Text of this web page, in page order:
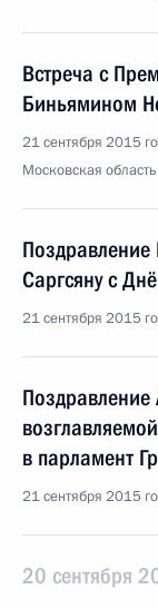
Встреча с
Биньямином
21 сентября 2015
Московская
Саргсяну с
21 сентября 2015
Поздравление
в парламент
21 сентября 2015
20 сентября